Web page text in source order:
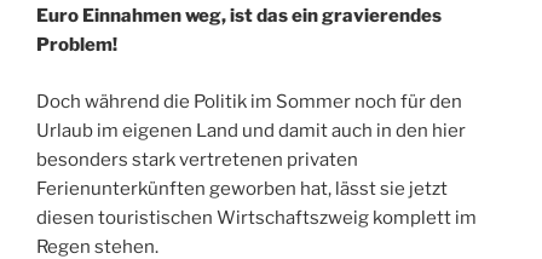
Euro Einnahmen weg, ist das ein gravierendes
Problem!
Doch während die Politik im Sommer noch für den
Urlaub im eigenen Land und damit auch in den hier
besonders stark vertretenen privaten
Ferienunterkünften geworben hat, lässt sie jetzt
diesen touristischen Wirtschaftszweig komplett im
Regen stehen.